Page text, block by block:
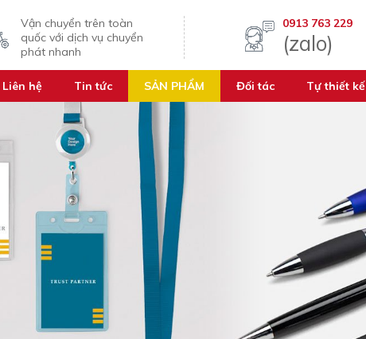
Vận chuyển trên toàn
quốc với dịch vụ chuyển
phát nhanh
0913 763 229
(zalo)
Liên hệ Tin tức SẢN PHẨM Đối tác Tự thiết kế